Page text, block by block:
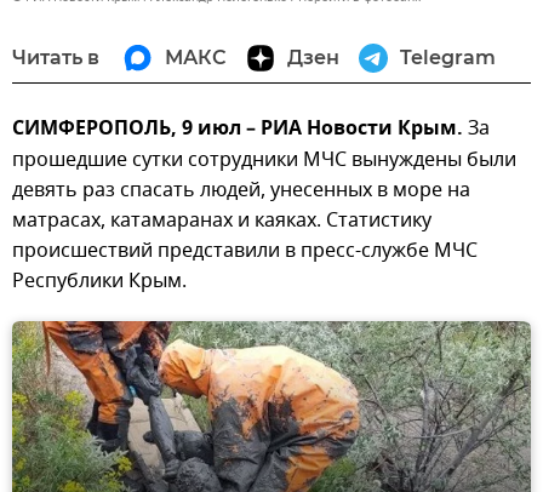
Читать в МАКС Дзен Telegram
СИМФЕРОПОЛЬ, 9 июл – РИА Новости Крым. За
прошедшие сутки сотрудники МЧС вынуждены были
девять раз спасать людей, унесенных в море на
матрасах, катамаранах и каяках. Статистику
происшествий представили в пресс-службе МЧС
Республики Крым.